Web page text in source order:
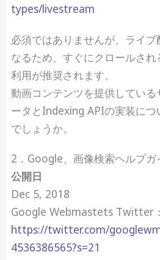
types/livestream
必須ではありませんが、ライ
なるため、すぐにクロールさ
利用が推奨されます。
動画コンテンツを提供してい
ータとIndexing APIの実装に
でしょうか。
2．Google、画像検索ヘルプガ
公開日
Dec 5, 2018
Google Webmastets Twitter：
https://twitter.com/
4536386565?s=21